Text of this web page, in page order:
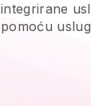
integrirane
pomoću